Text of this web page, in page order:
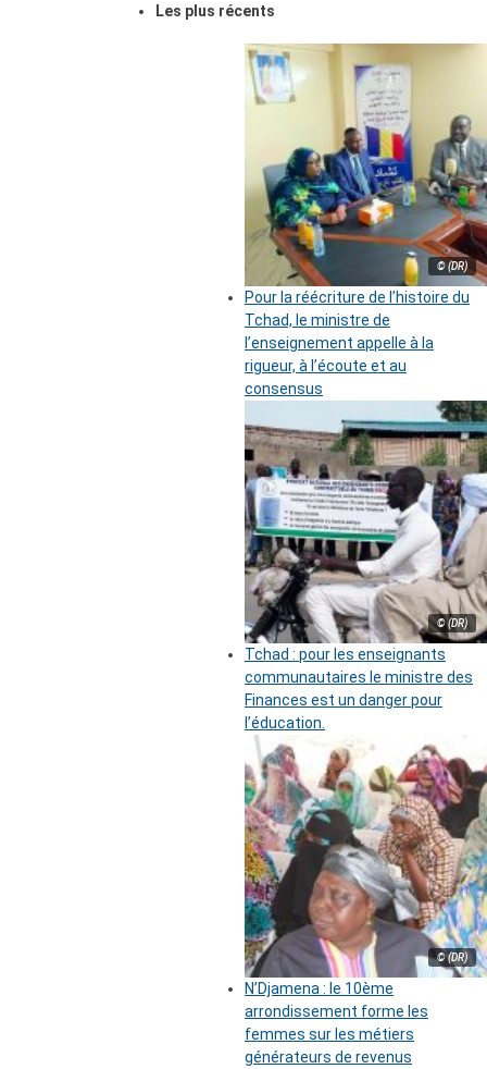
Les plus récents
© (DR)
Pour la réécriture de l’histoire du
Tchad, le ministre de
l’enseignement appelle à la
rigueur, à l’écoute et au
consensus
© (DR)
Tchad : pour les enseignants
communautaires le ministre des
Finances est un danger pour
l’éducation.
© (DR)
N’Djamena : le 10ème
arrondissement forme les
femmes sur les métiers
générateurs de revenus